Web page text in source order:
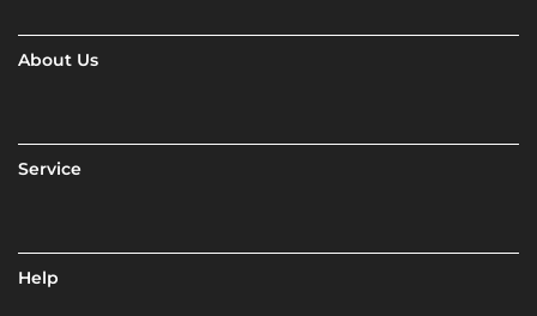
About Us
Service
Help